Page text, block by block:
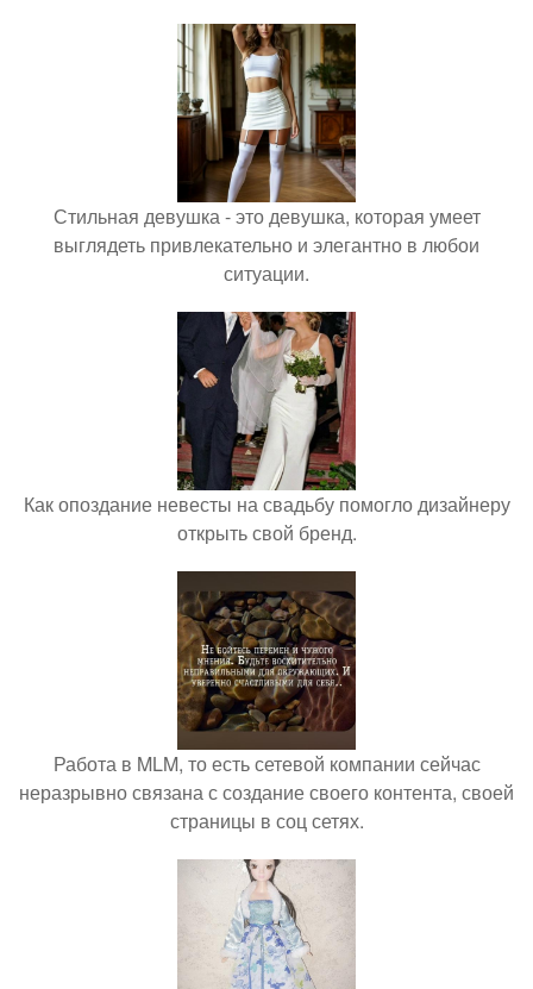
Стильная девушка - это девушка, которая умеет
выглядеть привлекательно и элегантно в любои
ситуации.
Как опоздание невесты на свадьбу помогло дизайнеру
открыть свой бренд.
Работа в MLM, то есть сетевой компании сейчас
неразрывно связана с создание своего контента, своей
страницы в соц сетях.